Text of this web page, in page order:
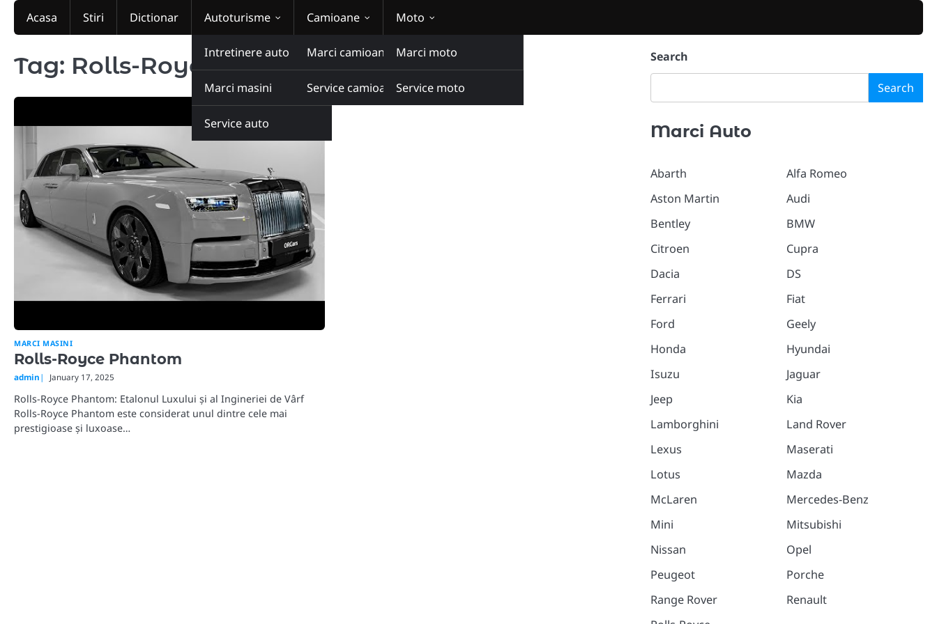
Skip
Acasa Stiri Dictionar Autoturisme
Intretinere auto
Marci masini
Service auto
Camioane
Marci camioane
Service camioane
Moto
Marci moto
Service moto
Tag: Rolls-Royce Phantom
MARCI MASINI
Rolls-Royce Phantom
admin January 17, 2025
Rolls-Royce Phantom: Etalonul Luxului și al Ingineriei de Vârf
Rolls-Royce Phantom este considerat unul dintre cele mai
prestigioase și luxoase…
Search
Search
Marci Auto
Abarth
Aston Martin
Bentley
Citroen
Dacia
Ferrari
Ford
Honda
Isuzu
Jeep
Lamborghini
Lexus
Lotus
McLaren
Mini
Nissan
Peugeot
Range Rover
Alfa Romeo
Audi
BMW
Cupra
DS
Fiat
Geely
Hyundai
Jaguar
Kia
Land Rover
Maserati
Mazda
Mercedes-Benz
Mitsubishi
Opel
Porche
Renault